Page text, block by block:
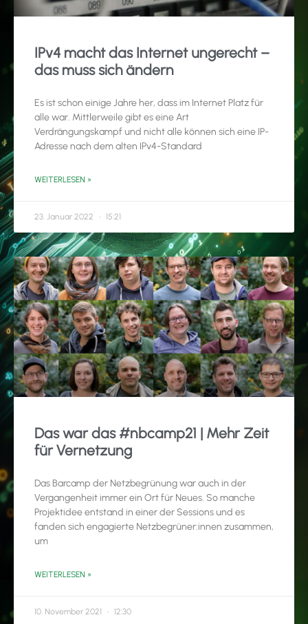
IPv4 macht das Internet ungerecht –
das muss sich ändern
Es ist schon einige Jahre her, dass im Internet Platz für
alle war. Mittlerweile gibt es eine Art
Verdrängungskampf und nicht alle können sich eine IP-
Adresse nach dem alten IPv4-Standard
WEITERLESEN »
23. Januar 2022 15:21
Das war das #nbcamp21 | Mehr Zeit
für Vernetzung
Das Barcamp der Netzbegrünung war auch in der
Vergangenheit immer ein Ort für Neues. So manche
Projektidee entstand in einer der Sessions und es
fanden sich engagierte Netzbegrüner:innen zusammen,
um
WEITERLESEN »
10. November 2021 12:30